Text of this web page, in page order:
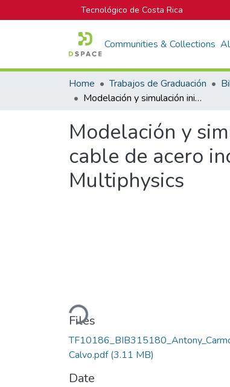
Tecnológico de Costa Rica
Communities & Collections
Home Trabajos de Graduación
Modelación y simulación inicial del proceso de corte láser aplicado a un cable de acero inoxidable, mediante el uso del software COMSOL Multiphysics
Modelación y
cable de acero
Multiphysics
Loading...
Files
Calvo.pdf(3.11 MB)
Date